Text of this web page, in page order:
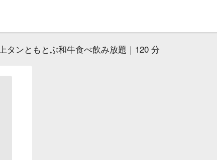
タンともとぶ和牛食べ飲み放題｜120 分